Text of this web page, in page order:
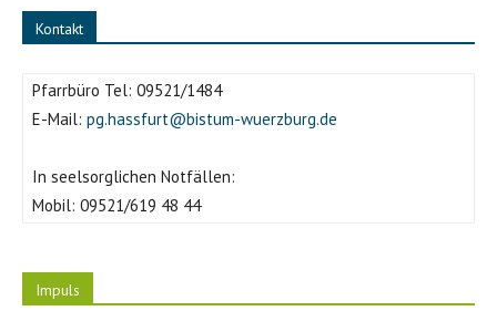
Kontakt
Pfarrbüro Tel: 09521/1484
E-Mail: pg.hassfurt@bistum-wuerzburg.de
In seelsorglichen Notfällen:
Mobil: 09521/619 48 44
Impuls